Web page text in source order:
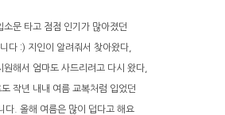
소문 타고 점점 인기가 많아졌던
다 :) 지인이 알려줘서 찾아왔다,
원해서 엄마도 사드리려고 다시 왔다,
작년 내내 여름 교복처럼 입었던
다. 올해 여름은 많이 덥다고 해요